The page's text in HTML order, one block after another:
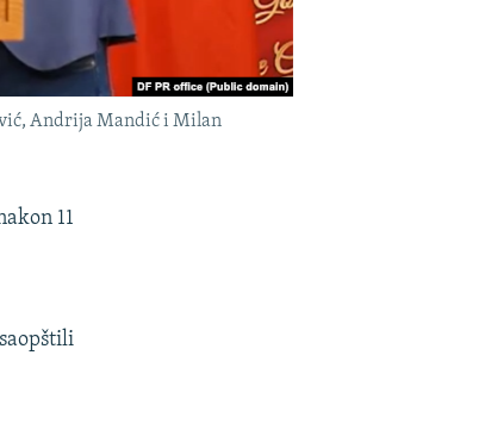
Andrija Mandić i Milan
11